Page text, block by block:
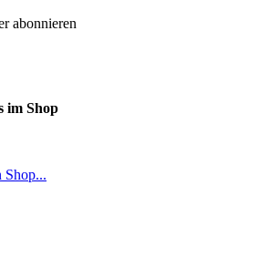
abonnieren
im Shop
Shop...